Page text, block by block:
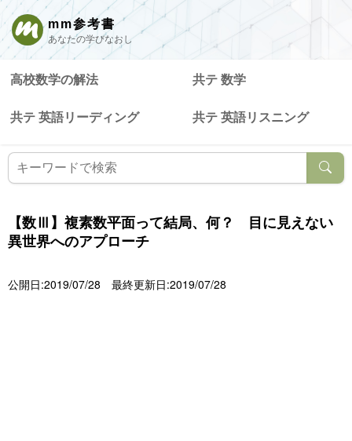
mm参考書
あなたの学びなおし
高校数学の解法 共テ 数学
共テ 英語リーディング 共テ 英語リスニング
【数Ⅲ】複素数平面って結局、何？ 目に見えない
異世界へのアプローチ
公開日:2019/07/28 最終更新日:2019/07/28